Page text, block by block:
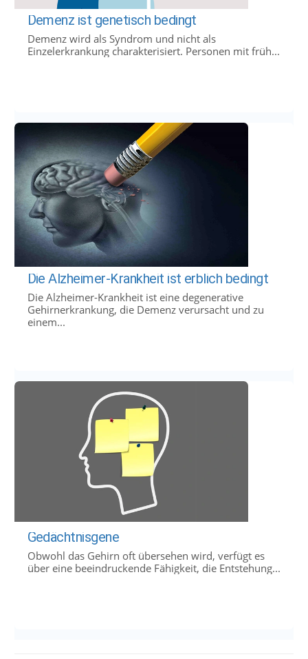
Demenz ist genetisch bedingt
Demenz wird als Syndrom und nicht als
Einzelerkrankung charakterisiert. Personen mit früh...
Die Alzheimer-Krankheit ist erblich bedingt
Die Alzheimer-Krankheit ist eine degenerative
Gehirnerkrankung, die Demenz verursacht und zu
einem...
Gedächtnisgene
Obwohl das Gehirn oft übersehen wird, verfügt es
über eine beeindruckende Fähigkeit, die Entstehung...